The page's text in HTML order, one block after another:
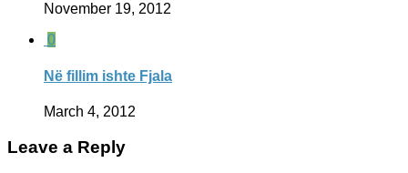
November 19, 2012
0
Në fillim ishte Fjala
March 4, 2012
Leave a Reply